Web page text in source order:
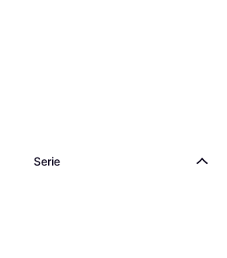
Serie